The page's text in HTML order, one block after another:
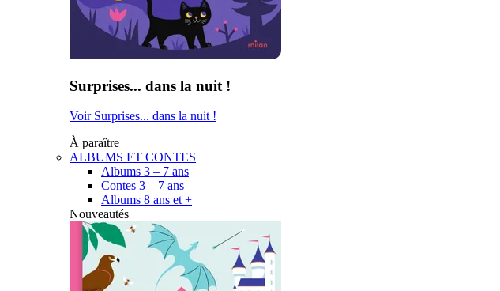
Surprises... dans la nuit !
Voir Surprises... dans la nuit !
À paraître
ALBUMS ET CONTES
Albums 3 – 7 ans
Contes 3 – 7 ans
Albums 8 ans et +
Nouveautés